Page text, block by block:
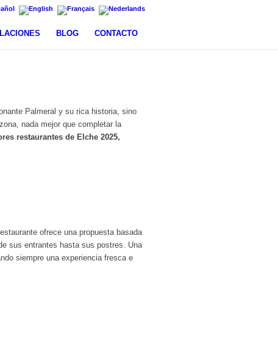
BLOG CONTACTO
Palmeral y su rica historia, sino
nada mejor que completar la
restaurantes de Elche 2025,
ofrece una propuesta basada
sus entrantes hasta sus postres. Una
siempre una experiencia fresca e